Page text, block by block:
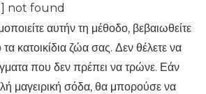
not found
αυτήν τη μέθοδο, βεβαιωθείτε
τα κατοικίδια ζώα σας. Δεν θέλετε να
που δεν πρέπει να τρώνε. Εάν
μαγειρική σόδα, θα μπορούσε να